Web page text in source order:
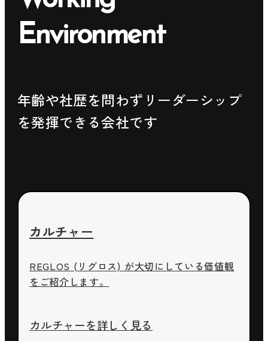
Environment
年齢や社歴を問わずリーダーシップ
を発揮できる会社です
カルチャー
REGLOS (リグロス) が大切にしている価値観
をご紹介します。
カルチャーを詳しく見る